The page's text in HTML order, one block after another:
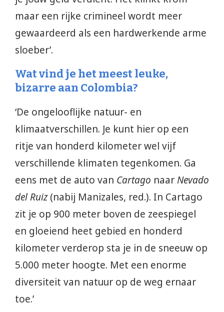
maar een rijke crimineel wordt meer
gewaardeerd als een hardwerkende arme
sloeber’.
Wat vind je het meest leuke,
bizarre aan Colombia?
‘De ongelooflijke natuur- en
klimaatverschillen. Je kunt hier op een
ritje van honderd kilometer wel vijf
verschillende klimaten tegenkomen. Ga
eens met de auto van Cartago naarNevado
del Ruiz(nabij Manizales, red.). In Cartago
zit je op 900 meter boven de zeespiegel
en gloeiend heet gebied en honderd
kilometer verderop sta je in de sneeuw op
5.000 meter hoogte. Met een enorme
diversiteit van natuur op de weg ernaar
toe.’